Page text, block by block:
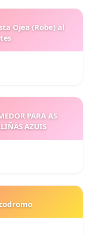
Ojea (Robe) al
PARA AS
AZUIS